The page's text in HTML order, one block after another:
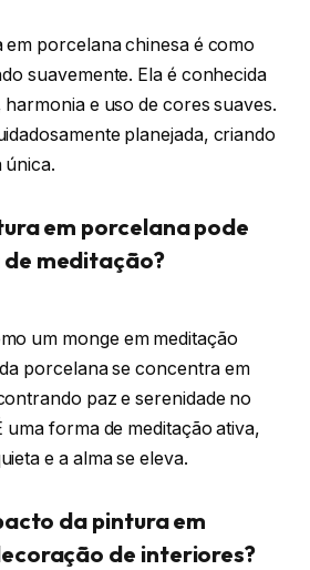
em porcelana chinesa é como
suavemente. Ela é conhecida
e uso de cores suaves.
planejada, criando
única.
em porcelana pode
meditação?
um monge em meditação
porcelana se concentra em
paz e serenidade no
uma forma de meditação ativa,
e a alma se eleva.
da pintura em
de interiores?